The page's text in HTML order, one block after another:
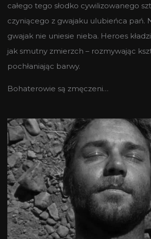
całego tego słodko cywilizowanego
czyniącego z gwajaku ulubieńca pań.
gwajak nie uniesie nieba. Heroes
jak smutny zmierzch – rozmywając
pochłaniając barwy.
Bohaterowie są zmęczeni…